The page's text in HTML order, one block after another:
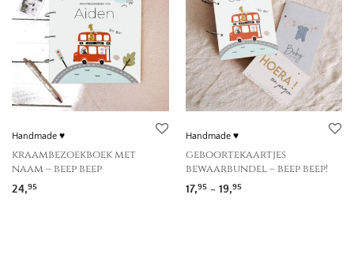
Handmade ♥
kraambezoekboek met
naam – beep beep
24,95
Handmade ♥
geboortekaartjes
bewaarbundel – beep beep!
17,95 - 19,95Prijsklasse: 17,95 tot